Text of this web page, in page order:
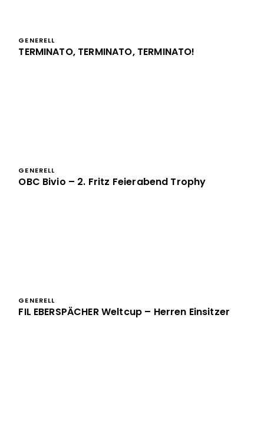
GENERELL
TERMINATO, TERMINATO, TERMINATO!
GENERELL
OBC Bivio – 2. Fritz Feierabend Trophy
GENERELL
FIL EBERSPÄCHER Weltcup – Herren Einsitzer